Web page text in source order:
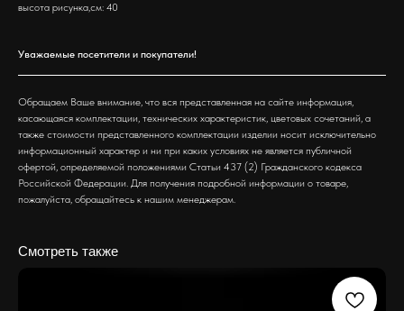
высота рисунка,см: 40
Уважаемые посетители и покупатели!
Обращаем Ваше внимание, что вся представленная на сайте информация,
касающаяся комплектации, технических характеристик, цветовых сочетаний, а
также стоимости представленного комплектации изделии носит исключительно
информационный характер и ни при каких условиях не является публичной
офертой, определяемой положениями Статьи 437 (2) Гражданского кодекса
Российской Федерации. Для получения подробной информации о товаре,
пожалуйста, обращайтесь к нашим менеджерам.
Смотреть также